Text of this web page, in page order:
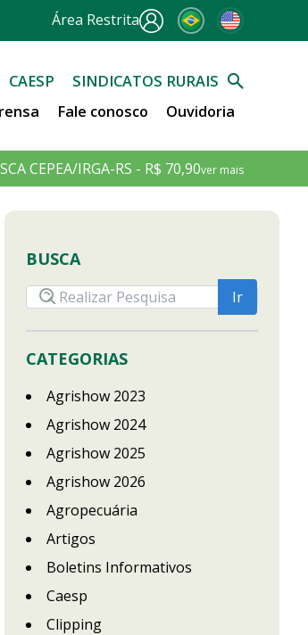
Área Restrita
CAESP
SINDICATOS RURAIS
Fale conosco Ouvidoria
CEPEA/IRGA-RS - R$ 70,90ver mais
BUSCA
CATEGORIAS
Agrishow 2023
Agrishow 2024
Agrishow 2025
Agrishow 2026
Agropecuária
Artigos
Boletins Informativos
Caesp
Clipping